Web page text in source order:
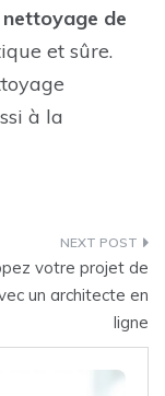
nettoyage de
et sûre.
à la
votre projet de
un architecte en
ligne